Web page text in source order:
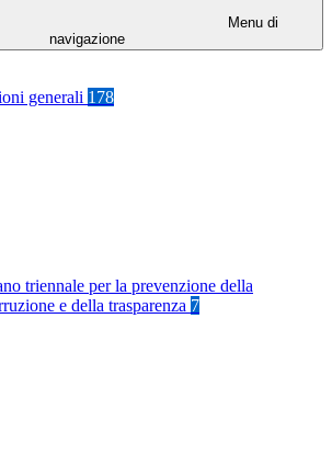
Menu di
navigazione
generali 178
triennale per la prevenzione della
e della trasparenza 7